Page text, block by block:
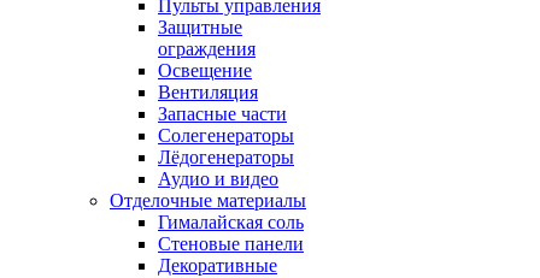
Пульты управления
Защитные
ограждения
Освещение
Вентиляция
Запасные части
Солегенераторы
Лёдогенераторы
Аудио и видео
Отделочные материалы
Гималайская соль
Стеновые панели
Декоративные